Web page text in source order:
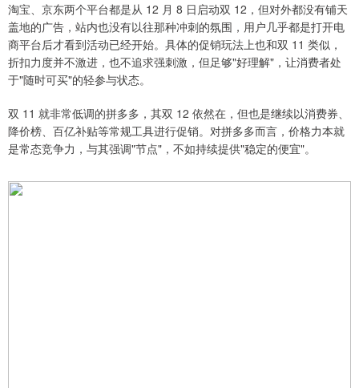
淘宝、京东两个平台都是从 12 月 8 日启动双 12，但对外都没有铺天
盖地的广告，站内也没有以往那种冲刺的氛围，用户几乎都是打开电
商平台后才看到活动已经开始。具体的促销玩法上也和双 11 类似，
折扣力度并不激进，也不追求强刺激，但足够"好理解"，让消费者处
于"随时可买"的轻参与状态。
双 11 就非常低调的拼多多，其双 12 依然在，但也是继续以消费券、
降价榜、百亿补贴等常规工具进行促销。对拼多多而言，价格力本就
是常态竞争力，与其强调"节点"，不如持续提供"稳定的便宜"。